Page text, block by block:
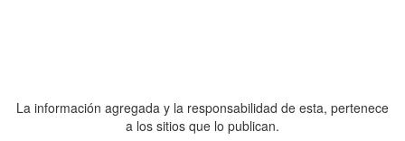
La información agregada y la responsabilidad de esta, pertenece
a los sitios que lo publican.